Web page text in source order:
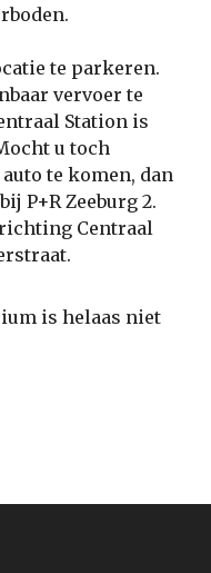
te parkeren.
vervoer te
Station is
u toch
te komen, dan
P+R Zeeburg 2.
Centraal
is helaas niet